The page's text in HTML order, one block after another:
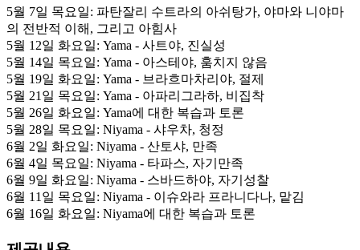
5월 7일 목요일: 파탄잘리 수트라의 아쉬탕가, 야마와 니야마
의 전반적 이해, 그리고 아힘사
5월 12일 화요일: Yama - 사트야, 진실성
5월 14일 목요일: Yama - 아스테야, 훔치지 않음
5월 19일 화요일: Yama - 브라흐마차리야, 절제
5월 21일 목요일: Yama - 아파리그라하, 비집착
5월 26일 화요일: Yama에 대한 복습과 토론
5월 28일 목요일: Niyama - 샤우차, 청정
6월 2일 화요일: Niyama - 산토샤, 만족
6월 4일 목요일: Niyama - 타파스, 자기만족
6월 9일 화요일: Niyama - 스바드하야, 자기성찰
6월 11일 목요일: Niyama - 이슈와라 프라니다나, 맡김
6월 16일 화요일: Niyama에 대한 복습과 토론